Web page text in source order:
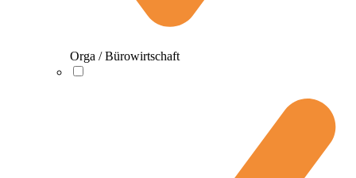
Orga / Bürowirtschaft